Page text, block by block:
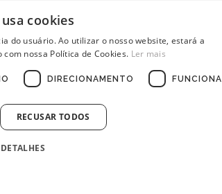
cookies
do usuário. Ao utilizar o nosso website, estará a
nossa Política de Cookies. Ler mais
DIRECIONAMENTO
RECUSAR TODOS